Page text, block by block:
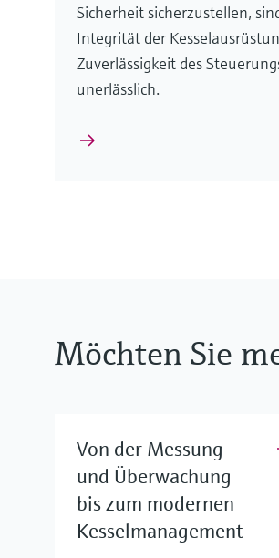
Sicherheit sicherzustellen,
Integrität der
Zuverlässigkeit des
unerlässlich.
Möchten Sie
Von der Messung
und Überwachung
bis zum modernen
Kesselmanagement